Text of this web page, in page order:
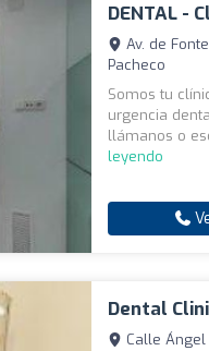
DENTAL -
Av. de
Pacheco
Somos tu
urgencia
llámanos o
leyendo
Dental
Calle